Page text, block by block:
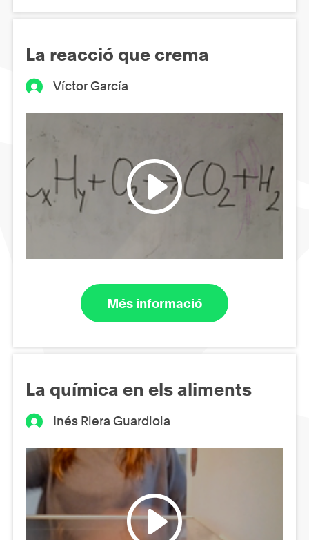
La reacció que crema
Víctor García
Més informació
La química en els aliments
Inés Riera Guardiola